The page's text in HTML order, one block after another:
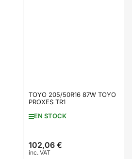
TOYO 205/50R16 87W TOYO
PROXES TR1
EN STOCK
Prix
102,06 €
inc. VAT